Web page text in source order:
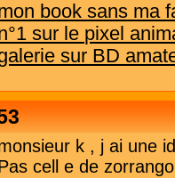
book sans ma
sur le pixel
sur BD
k , j ai une
cell e de